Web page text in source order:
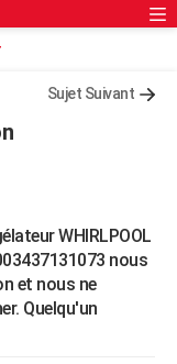
Sujet Suivant
WHIRLPOOL
nous
et nous ne
Quelqu'un